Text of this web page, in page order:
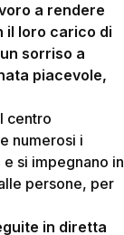
a rendere
il loro carico di
sorriso a
piacevole,
centro
numerosi i
si impegnano in
persone, per
in diretta